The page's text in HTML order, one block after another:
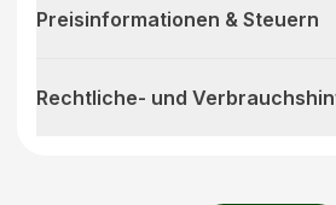
Preisinformationen & Steuern
Rechtliche- und